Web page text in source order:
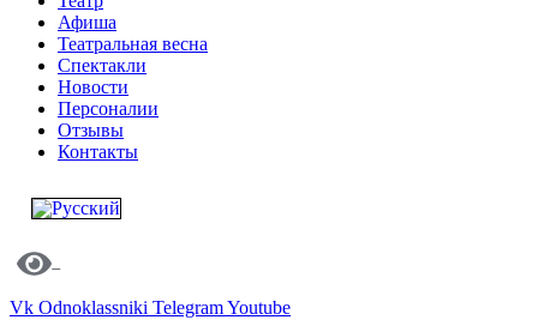
Афиша
Театральная весна
Спектакли
Новости
Персоналии
Отзывы
Контакты
Vk Odnoklassniki TelegramYoutube